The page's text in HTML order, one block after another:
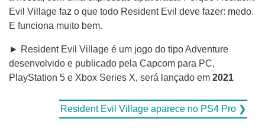
Evil Village faz o que todo Resident Evil deve fazer: medo.
E funciona muito bem.
► Resident Evil Village é um jogo do tipo Adventure
desenvolvido e publicado pela Capcom para PC,
PlayStation 5 e Xbox Series X, será lançado em 2021
Resident Evil Village aparece no PS4 Pro ❯